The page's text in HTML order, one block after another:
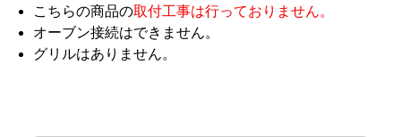
こちらの商品の取付工事は行っておりません。
オーブン接続はできません。
グリルはありません。